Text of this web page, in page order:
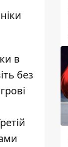
в
без